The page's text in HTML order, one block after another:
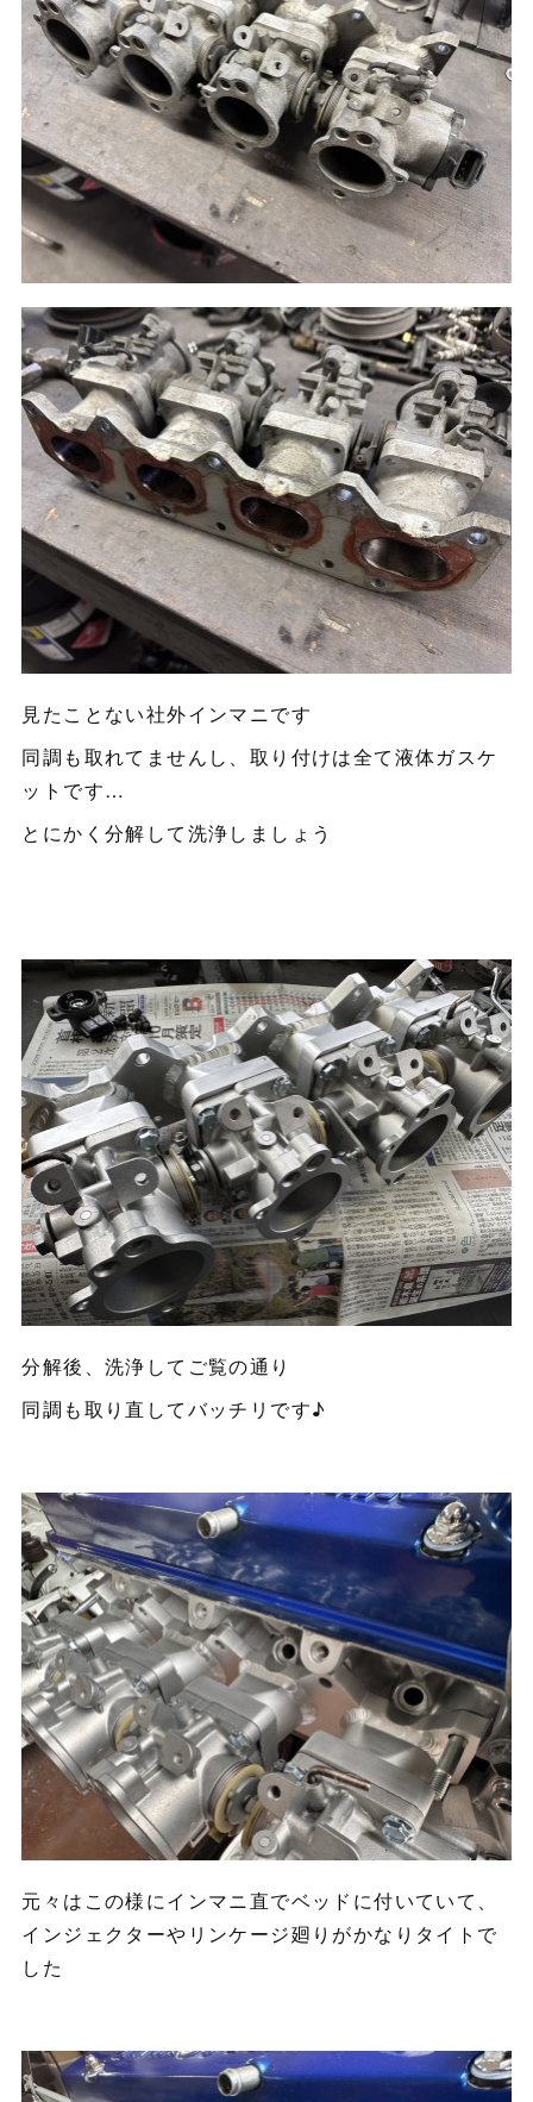
見たことない社外インマニです
同調も取れてませんし、取り付けは全て液体ガスケ
ットです…
とにかく分解して洗浄しましょう
分解後、洗浄してご覧の通り
同調も取り直してバッチリです♪
元々はこの様にインマニ直でベッドに付いていて、
インジェクターやリンケージ廻りがかなりタイトで
した